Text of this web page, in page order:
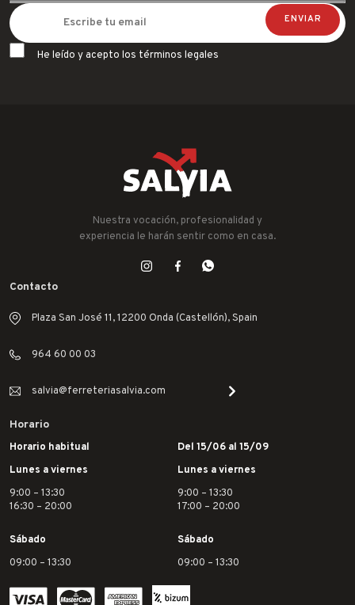
He leído y acepto los términos legales
Nuestra vocación, profesionalidad y
experiencia le harán sentir como en casa.
Contacto
Plaza San José 11, 12200 Onda (Castellón), Spain
964 60 00 03
salvia@ferreteriasalvia.com
Horario
Horario habitual
Lunes a viernes
9:00 – 13:30
16:30 – 20:00
Sábado
09:00 – 13:30
Del 15/06 al 15/09
Lunes a viernes
9:00 – 13:30
17:00 – 20:00
Sábado
09:00 – 13:30